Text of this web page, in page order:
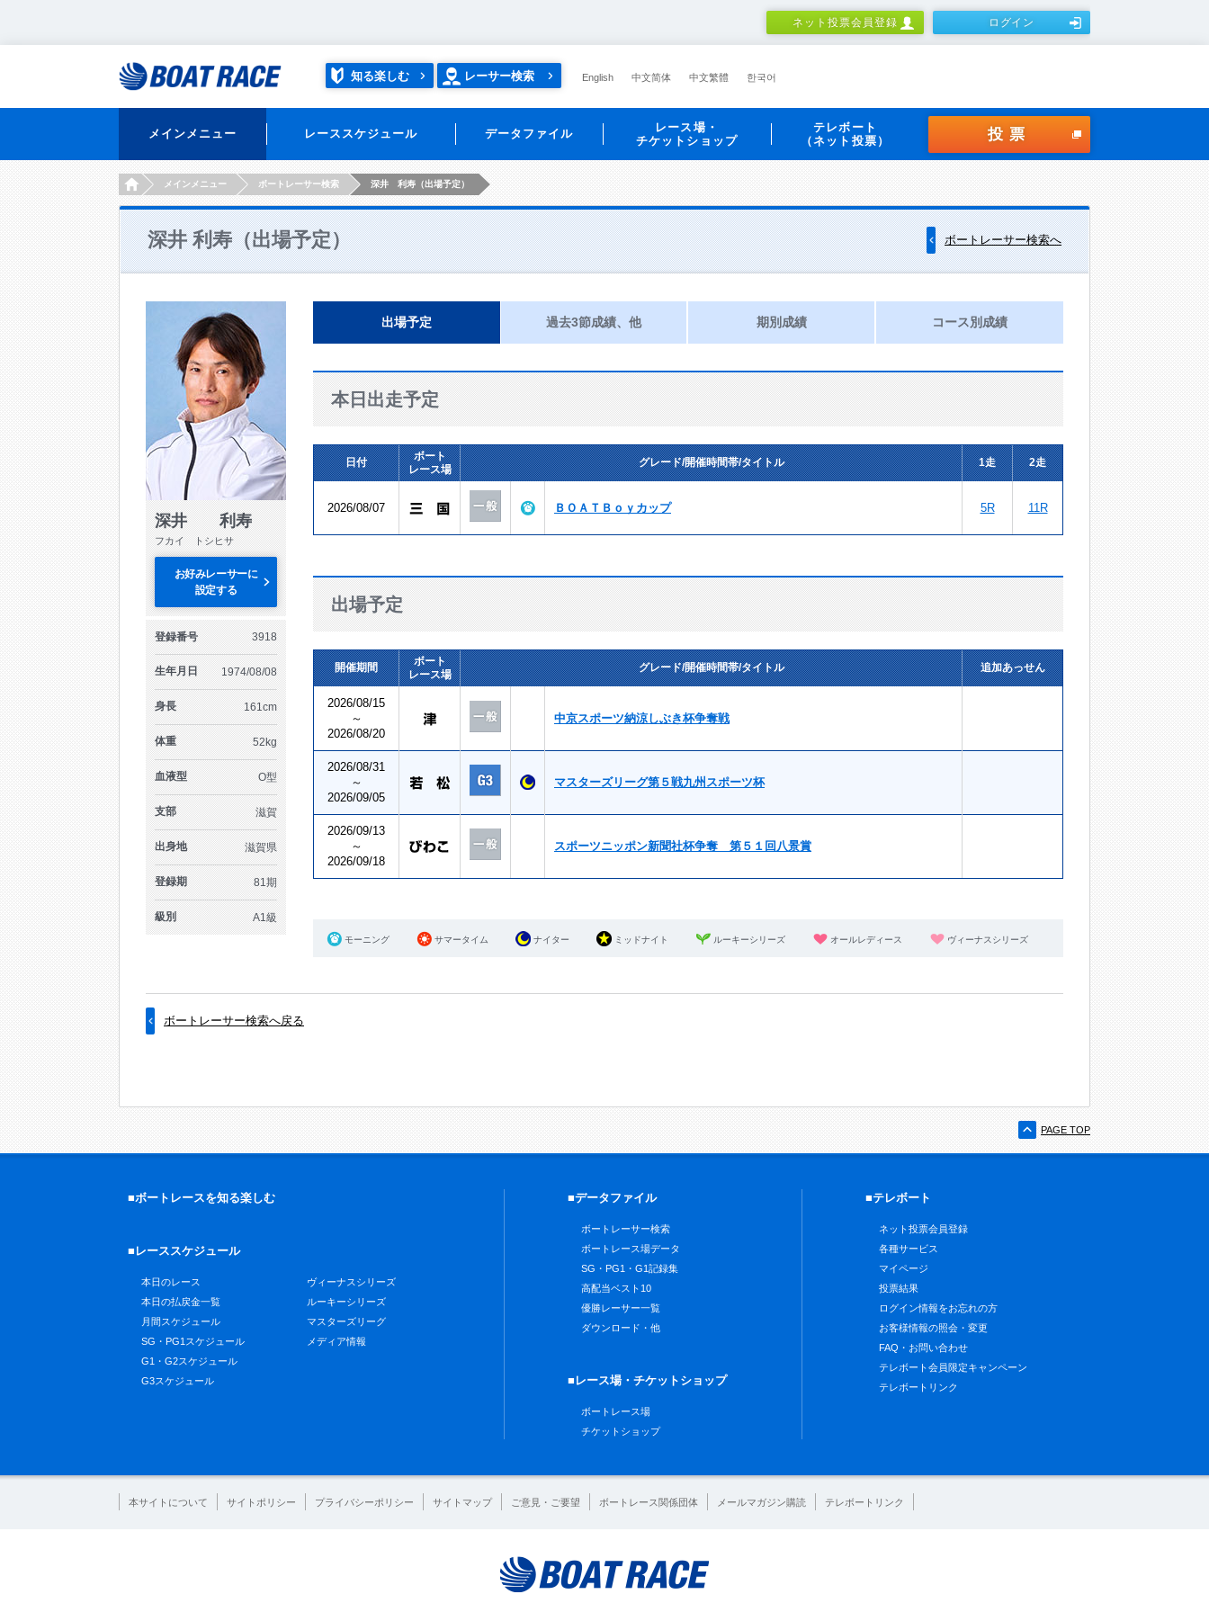
ネット投票会員登録 ログイン
知る楽しむ レーサー検索 English 中文简体 中文繁體 한국어
メインメニュー レーススケジュール データファイル
レース場・
チケットショップ
テレボート
（ネット投票）
投票
HOMEメインメニュー ボートレーサー検索 深井 利寿（出場予定）
深井 利寿（出場予定） ボートレーサー検索へ
深井 利寿
フカイ トシヒサ
お好みレーサーに
設定する
登録番号 3918
生年月日 1974/08/08
身長 161cm
体重 52kg
血液型 O型
支部 滋賀
出身地 滋賀県
登録期 81期
級別 A1級
出場予定 過去3節成績、他 期別成績 コース別成績
本日出走予定
日付
ボート
レース場
グレード/開催時間帯/タイトル 1走 2走
2026/08/07 ＢＯＡＴＢｏｙカップ 5R 11R
出場予定
開催期間
ボート
レース場
グレード/開催時間帯/タイトル 追加あっせん
2026/08/15
～
2026/08/20
中京スポーツ納涼しぶき杯争奪戦
2026/08/31
～
2026/09/05
マスターズリーグ第５戦九州スポーツ杯
2026/09/13
～
2026/09/18
スポーツニッポン新聞社杯争奪 第５１回八景賞
モーニング サマータイム ナイター ミッドナイト ルーキーシリーズ オールレディース ヴィーナスシリーズ
ボートレーサー検索へ戻る
PAGE TOP
■ボートレースを知る楽しむ
■レーススケジュール
本日のレース
本日の払戻金一覧
月間スケジュール
SG・PG1スケジュール
G1・G2スケジュール
G3スケジュール
ヴィーナスシリーズ
ルーキーシリーズ
マスターズリーグ
メディア情報
■データファイル
ボートレーサー検索
ボートレース場データ
SG・PG1・G1記録集
高配当ベスト10
優勝レーサー一覧
ダウンロード・他
■レース場・チケットショップ
ボートレース場
チケットショップ
■テレボート
ネット投票会員登録
各種サービス
マイページ
投票結果
ログイン情報をお忘れの方
お客様情報の照会・変更
FAQ・お問い合わせ
テレボート会員限定キャンペーン
テレボートリンク
本サイトについて サイトポリシー プライバシーポリシー サイトマップ ご意見・ご要望 ボートレース関係団体 メールマガジン購読 テレボートリンク